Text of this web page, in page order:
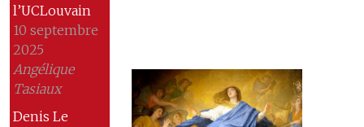
l’UCLouvain
10 septembre
2025
Angélique
Tasiaux
Denis Le